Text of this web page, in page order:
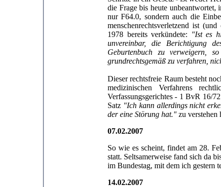
die Frage bis heute
nur F64.0, sondern auch die
menschenrechtsverletzend ist
1978 bereits verkündete:
"Ist es
unvereinbar, die Berichtigung
Geburtenbuch zu verweigern,
grundrechtsgemäß zu verfahren,
Dieser rechtsfreie Raum besteht
medizinischen Verfahrens
Verfassungsgerichtes - 1 BvR 16/
Satz "Ich kann allerdings nicht
der eine Störung hat." zu
07.02.2007
So wie es scheint, findet am 28.
statt. Seltsamerweise fand sich da
im Bundestag, mit dem ich gestern
14.02.2007